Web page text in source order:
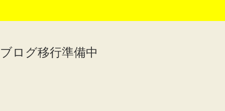
ブログ移行準備中